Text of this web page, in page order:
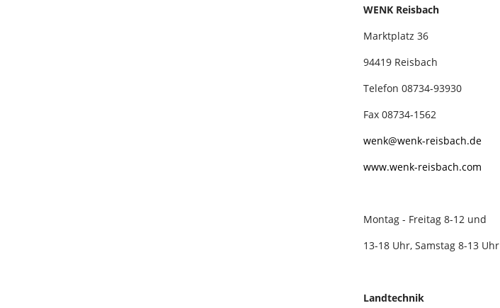
WENK Reisbach
Marktplatz 36
94419 Reisbach
Telefon 08734-93930
Fax 08734-1562
wenk@wenk-reisbach.de
www.wenk-reisbach.com
Montag - Freitag 8-12 und
13-18 Uhr, Samstag 8-13 Uhr
Landtechnik